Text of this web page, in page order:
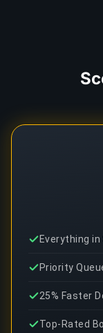
Everything
Priority
25% Faster
Top-Rated